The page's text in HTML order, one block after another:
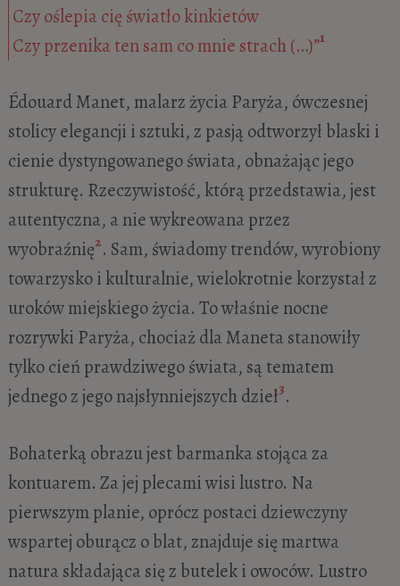
Czy oślepia cię światło kinkietów
Czy przenika ten sam co mnie strach (…)”1
Édouard Manet, malarz życia Paryża, ówczesnej
stolicy elegancji i sztuki, z pasją odtworzył blaski i
cienie dystyngowanego świata, obnażając jego
strukturę. Rzeczywistość, którą przedstawia, jest
autentyczna, a nie wykreowana przez
wyobraźnię2. Sam, świadomy trendów, wyrobiony
towarzysko i kulturalnie, wielokrotnie korzystał z
uroków miejskiego życia. To właśnie nocne
rozrywki Paryża, chociaż dla Maneta stanowiły
tylko cień prawdziwego świata, są tematem
jednego z jego najsłynniejszych dzieł3.
Bohaterką obrazu jest barmanka stojąca za
kontuarem. Za jej plecami wisi lustro. Na
pierwszym planie, oprócz postaci dziewczyny
wspartej oburącz o blat, znajduje się martwa
natura składająca się z butelek i owoców. Lustro